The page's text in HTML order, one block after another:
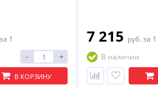
за 1
- +
В КОРЗИНУ
7 215 руб. за 1
В наличии